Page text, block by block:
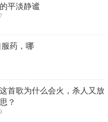
平淡静谧
药，哪
这首歌为什么会火，杀人又放
？